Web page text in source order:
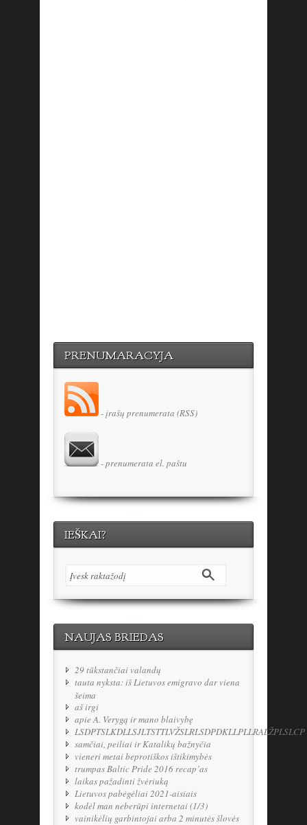
PRENUMARACYJA
- įrašų prenumerata (RSS)
- prenumerata el. paštu
IEŠKAI?
NAUJAS BRIEDAS
29 tūkstančiai valandų
tauta nyksta: iš Lietuvos emigravo dar viena
šeima
aš irgi
apie A. Verygą ir mano blaivybę
LSDPTSLKDLLSJLTSTTLVŽSLRLSDPDKLLPLLRALŽPLSLCP
samčiai, peiliai ir Katalikų bažnyčia
vieneri metai beprotiškos ištikimybės
trumpas Baltic Pride 2016 recap’as
laikas pažadinti žvėriuką
Lietuvos pabėgėliai 2021-aisiais
kodėl man neberūpi internetai (1/3)
vainikėlių garbintojai arba 2 minutės šlovės